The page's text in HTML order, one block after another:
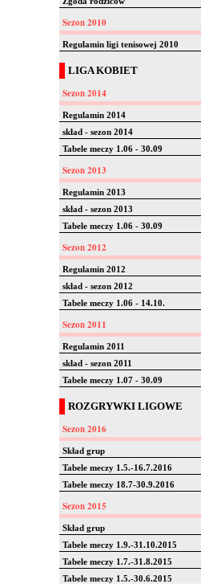
Sezon 2010
Regulamin ligi tenisowej 2010
LIGA KOBIET
Sezon 2014
Regulamin 2014
skład - sezon 2014
Tabele meczy 1.06 - 30.09
Sezon 2013
Regulamin 2013
skład - sezon 2013
Tabele meczy 1.06 - 30.09
Sezon 2012
Regulamin 2012
skład - sezon 2012
Tabele meczy 1.06 - 14.10.
Sezon 2011
Regulamin 2011
skład - sezon 2011
Tabele meczy 1.07 - 30.09
ROZGRYWKI LIGOWE
Sezon 2016
Skład grup
Tabele meczy 1.5.-16.7.2016
Tabele meczy 18.7-30.9.2016
Sezon 2015
Skład grup
Tabele meczy 1.9.-31.10.2015
Tabele meczy 1.7.-31.8.2015
Tabele meczy 1.5.-30.6.2015